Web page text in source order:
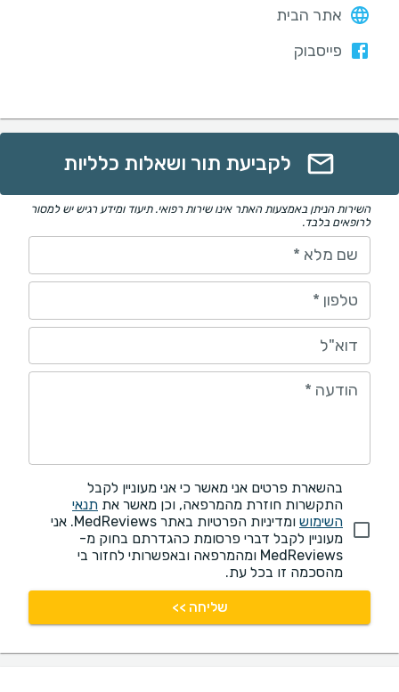
אתר הבית
פייסבוק
לקביעת תור ושאלות כלליות
השירות הניתן באמצעות האתר אינו שירות רפואי. תיעוד ומידע רגיש יש למסור
לרופאים בלבד.
שם מלא *
טלפון *
דוא"ל
הודעה *
בהשארת פרטים אני מאשר כי אני מעוניין לקבל
התקשרות חוזרת מהמרפאה, וכן מאשר את תנאי
השימוש
ומדיניות הפרטיות באתר MedReviews. אני
מעוניין לקבל דברי פרסומת כהגדרתם בחוק מ-
MedReviews ומהמרפאה ובאפשרותי לחזור בי
מהסכמה זו בכל עת.
שליחה >>